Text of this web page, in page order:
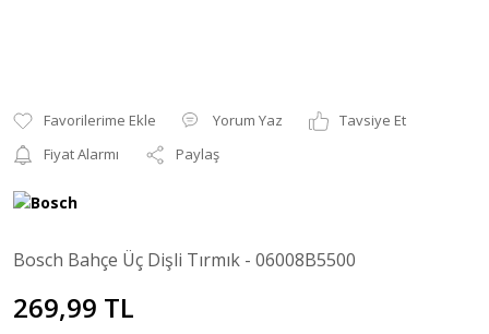
Yorum Yaz
Tavsiye Et
Fiyat Alarmı
Paylaş
Bosch Bahçe Üç Dişli Tırmık - 06008B5500
269,99 TL